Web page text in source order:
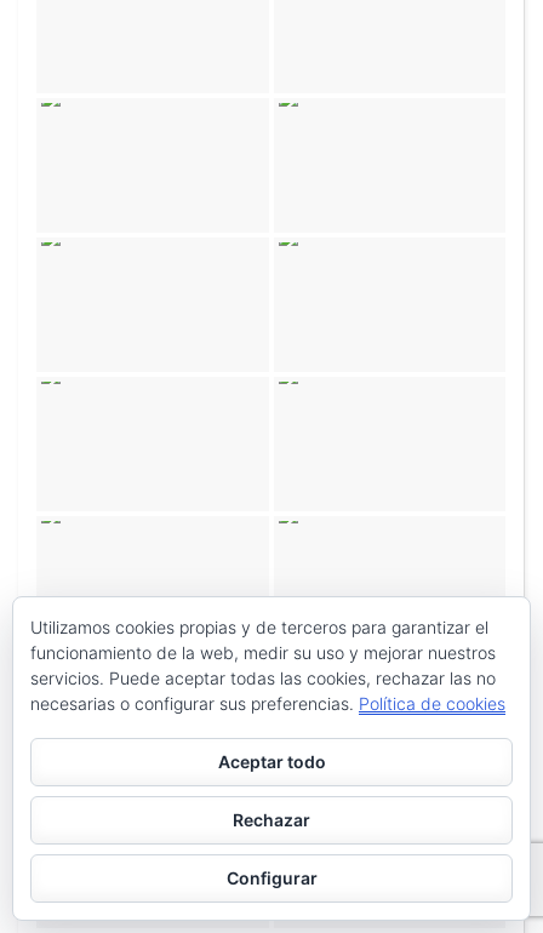
Utilizamos cookies propias y de terceros para garantizar el
funcionamiento de la web, medir su uso y mejorar nuestros
servicios. Puede aceptar todas las cookies, rechazar las no
necesarias o configurar sus preferencias. Política de cookies
Aceptar todo
Rechazar
Configurar